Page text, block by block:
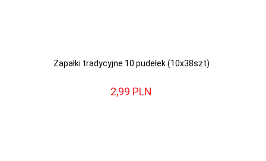
Zapałki tradycyjne 10 pudełek (10x38szt)
2,99 PLN